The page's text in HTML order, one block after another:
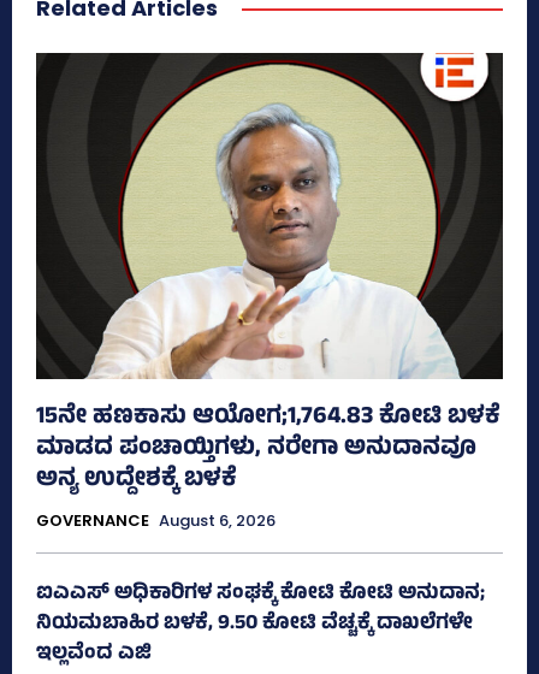
Related Articles
15ನೇ ಹಣಕಾಸು ಆಯೋಗ;1,764.83 ಕೋಟಿ ಬಳಕೆ
ಮಾಡದ ಪಂಚಾಯ್ತಿಗಳು, ನರೇಗಾ ಅನುದಾನವೂ
ಅನ್ಯ ಉದ್ದೇಶಕ್ಕೆ ಬಳಕೆ
GOVERNANCE August 6, 2026
ಐಎಎಸ್‌ ಅಧಿಕಾರಿಗಳ ಸಂಘಕ್ಕೆ ಕೋಟಿ ಕೋಟಿ ಅನುದಾನ;
ನಿಯಮಬಾಹಿರ ಬಳಕೆ, 9.50 ಕೋಟಿ ವೆಚ್ಚಕ್ಕೆ ದಾಖಲೆಗಳೇ
ಇಲ್ಲವೆಂದ ಎಜಿ